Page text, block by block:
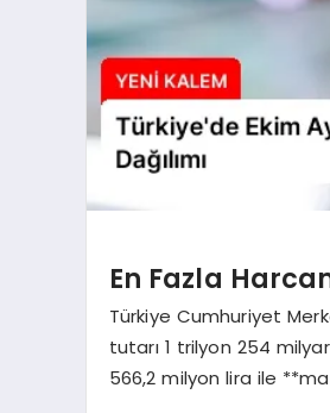
En Fazla
Türkiye Cumhuriyet
tutarı 1 trilyon 254
566,2 milyon lira ile